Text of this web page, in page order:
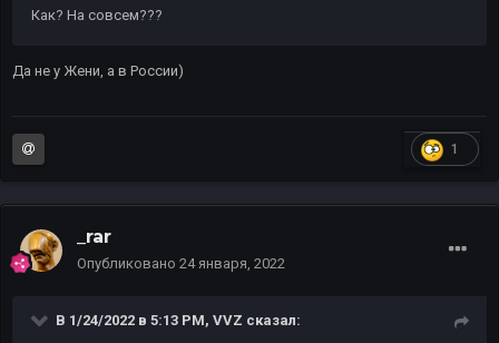
Как? На совсем???
Да не у Жени, а в России)
1
_rar
Опубликовано 24 января, 2022
В 1/24/2022 в 5:13 PM, VVZ сказал: